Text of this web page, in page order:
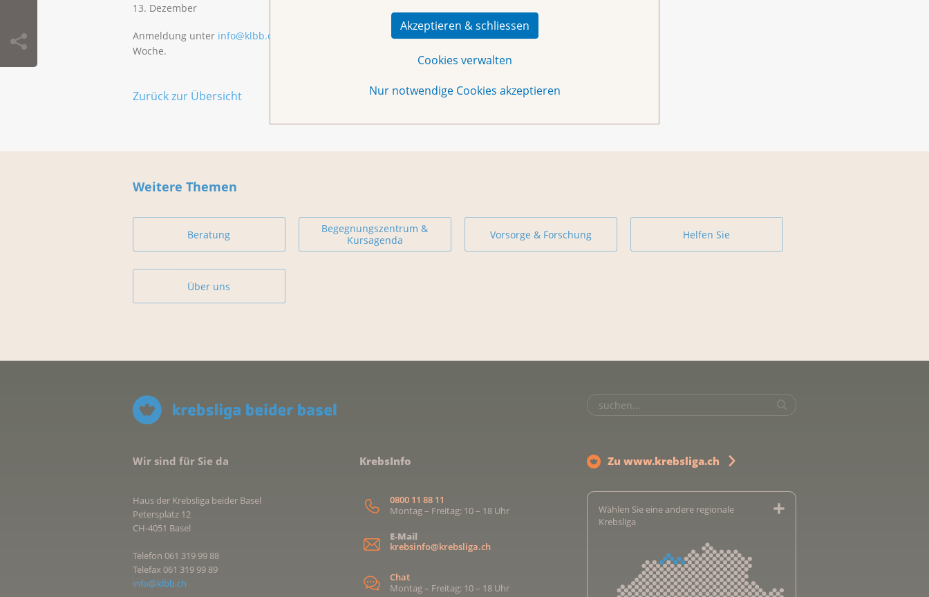
Akzeptieren & schliessen
Cookies verwalten
Nur notwendige Cookies akzeptieren
13. Dezember
Anmeldung unter info@klbb.ch
oder 061 319 99 88 jeweils bis Montag der entsprechenden
Woche.
Zurück zur Übersicht
Weitere Themen
Beratung
Begegnungszentrum &
Kursagenda
Vorsorge & Forschung Helfen Sie
Über uns
Wir sind für Sie da
Haus der Krebsliga beider Basel
Petersplatz 12
CH-4051 Basel
Telefon 061 319 99 88
Telefax 061 319 99 89
info@klbb.ch
KrebsInfo
0800 11 88 11
Montag – Freitag: 10 – 18 Uhr
E-Mail
krebsinfo@krebsliga.ch
Chat
Montag – Freitag: 10 – 18 Uhr
Zu www.krebsliga.ch
Wählen Sie eine andere regionale
Krebsliga